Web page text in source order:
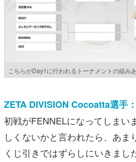
こちらがDay1に行われるトーナメントの組みあ
ZETA DIVISION Cocoatta選手：
初戦がFENNELになってしまい
しくないかと言われたら、あま
くじ引きではずらしにいきまし